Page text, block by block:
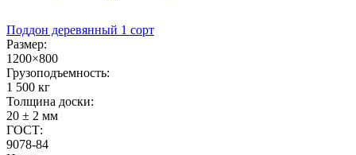
Поддон деревянный 1 сорт
Размер:
1200×800
Грузоподъемность:
1 500 кг
Толщина доски:
20 ± 2 мм
ГОСТ:
9078-84